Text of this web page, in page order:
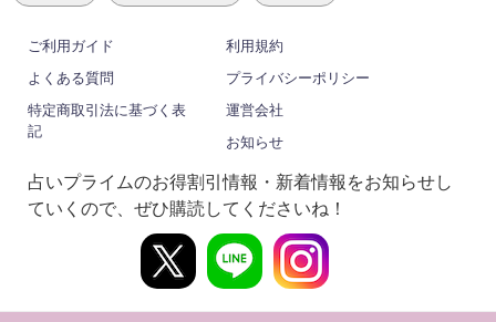
ご利用ガイド
利用規約
よくある質問
プライバシーポリシー
特定商取引法に基づく表
記
運営会社
お知らせ
占いプライムのお得割引情報・新着情報をお知らせし
ていくので、ぜひ購読してくださいね！